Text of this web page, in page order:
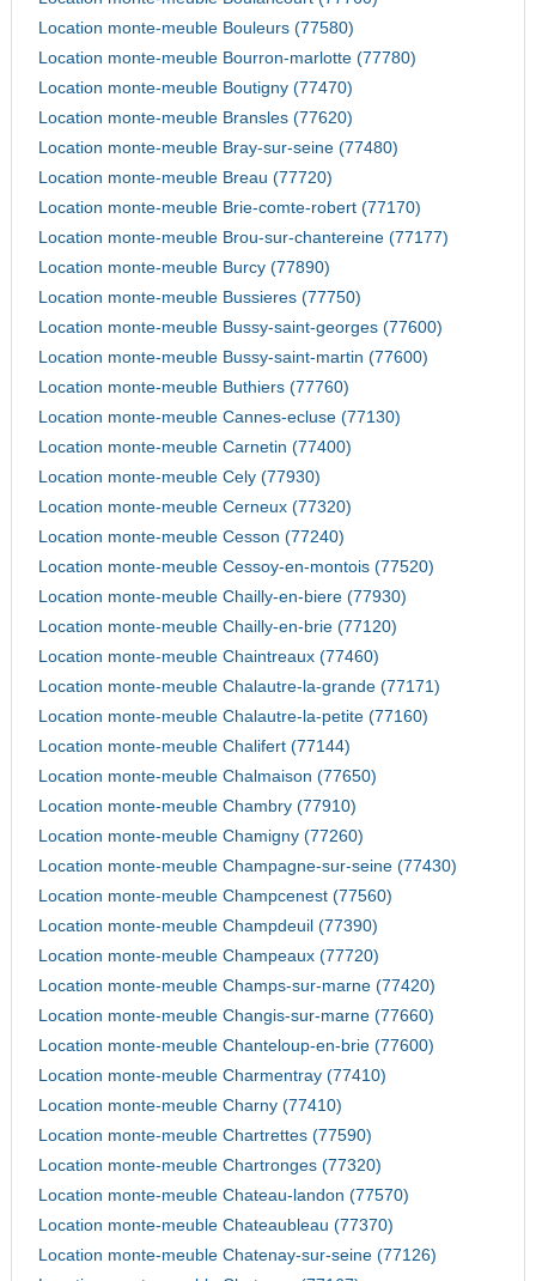
Location monte-meuble Bouleurs (77580)
Location monte-meuble Bourron-marlotte (77780)
Location monte-meuble Boutigny (77470)
Location monte-meuble Bransles (77620)
Location monte-meuble Bray-sur-seine (77480)
Location monte-meuble Breau (77720)
Location monte-meuble Brie-comte-robert (77170)
Location monte-meuble Brou-sur-chantereine (77177)
Location monte-meuble Burcy (77890)
Location monte-meuble Bussieres (77750)
Location monte-meuble Bussy-saint-georges (77600)
Location monte-meuble Bussy-saint-martin (77600)
Location monte-meuble Buthiers (77760)
Location monte-meuble Cannes-ecluse (77130)
Location monte-meuble Carnetin (77400)
Location monte-meuble Cely (77930)
Location monte-meuble Cerneux (77320)
Location monte-meuble Cesson (77240)
Location monte-meuble Cessoy-en-montois (77520)
Location monte-meuble Chailly-en-biere (77930)
Location monte-meuble Chailly-en-brie (77120)
Location monte-meuble Chaintreaux (77460)
Location monte-meuble Chalautre-la-grande (77171)
Location monte-meuble Chalautre-la-petite (77160)
Location monte-meuble Chalifert (77144)
Location monte-meuble Chalmaison (77650)
Location monte-meuble Chambry (77910)
Location monte-meuble Chamigny (77260)
Location monte-meuble Champagne-sur-seine (77430)
Location monte-meuble Champcenest (77560)
Location monte-meuble Champdeuil (77390)
Location monte-meuble Champeaux (77720)
Location monte-meuble Champs-sur-marne (77420)
Location monte-meuble Changis-sur-marne (77660)
Location monte-meuble Chanteloup-en-brie (77600)
Location monte-meuble Charmentray (77410)
Location monte-meuble Charny (77410)
Location monte-meuble Chartrettes (77590)
Location monte-meuble Chartronges (77320)
Location monte-meuble Chateau-landon (77570)
Location monte-meuble Chateaubleau (77370)
Location monte-meuble Chatenay-sur-seine (77126)